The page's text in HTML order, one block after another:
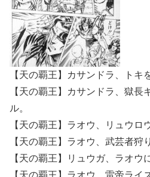
【天の覇王】カサンドラ、トキ
【天の覇王】カサンドラ、獄
ル。
【天の覇王】ラオウ、リュウロ
【天の覇王】ラオウ、武芸者狩
【天の覇王】リュウガ、ラオウ
【天の覇王】ラオウ、雷帝ライ